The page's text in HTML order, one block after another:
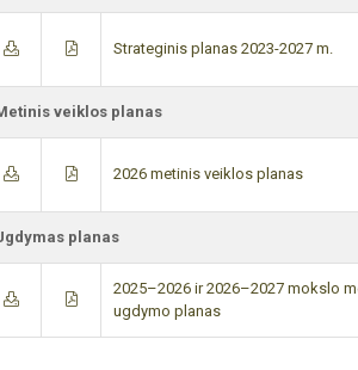
Strateginis planas 2023-2027 m.
veiklos planas
2026 metinis veiklos planas
planas
2025–2026 ir 2026–2027 mokslo
ugdymo planas